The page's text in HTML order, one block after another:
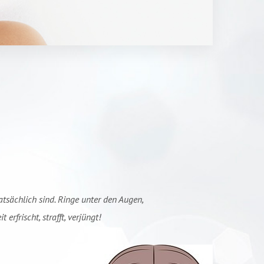
sind. Ringe unter den Augen,
erfrischt, strafft, verjüngt!